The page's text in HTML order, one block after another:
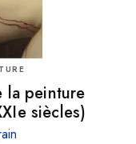
la peinture
siècles)